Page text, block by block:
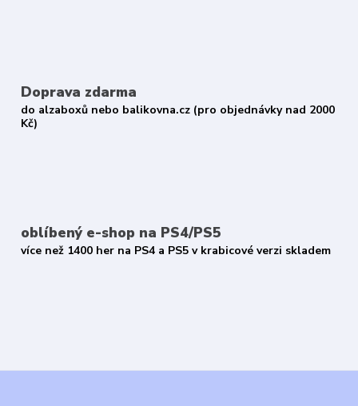
Doprava zdarma
do alzaboxů nebo balikovna.cz (pro objednávky nad 2000
Kč)
oblíbený e-shop na PS4/PS5
více než 1400 her na PS4 a PS5 v krabicové verzi skladem